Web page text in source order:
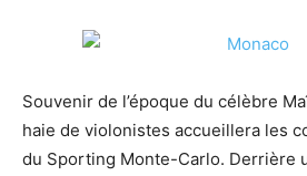
Souvenir de l’époque du célèbre
haie de violonistes accueillera les
du Sporting Monte-Carlo. Derrière